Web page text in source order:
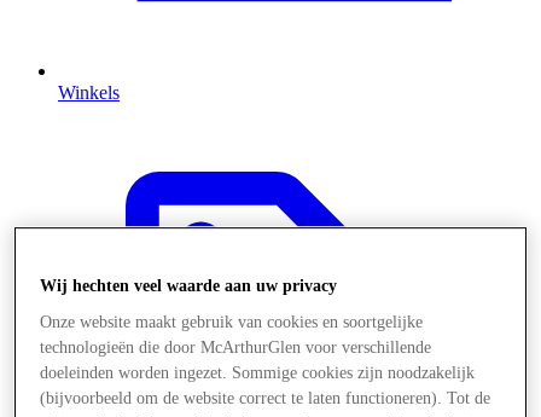
Winkels
Wij hechten veel waarde aan uw privacy
Onze website maakt gebruik van cookies en soortgelijke
technologieën die door McArthurGlen voor verschillende
doeleinden worden ingezet. Sommige cookies zijn noodzakelijk
(bijvoorbeeld om de website correct te laten functioneren). Tot de